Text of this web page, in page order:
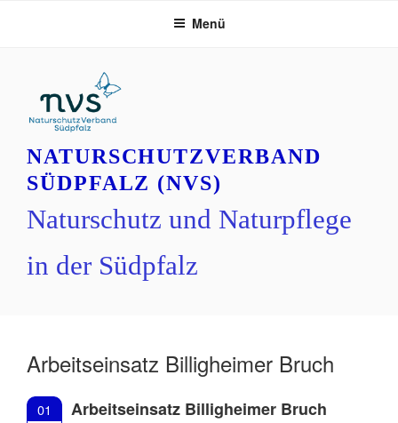
NATURSCHUTZVERBAND
SÜDPFALZ (NVS)
Naturschutz und Naturpflege
in der Südpfalz
Menü
Arbeitseinsatz Billigheimer Bruch
01 Arbeitseinsatz Billigheimer Bruch